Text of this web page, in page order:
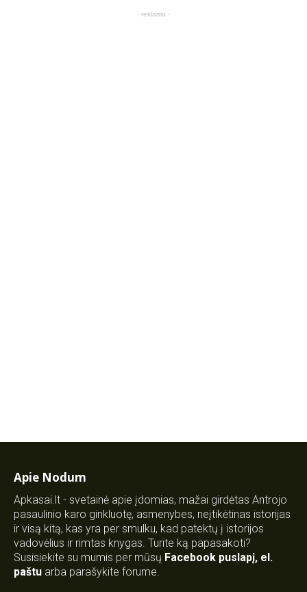
- reklama -
Apie Nodum
Apkasai.lt - svetainė apie įdomias, mažai girdėtas Antrojo
pasaulinio karo ginkluotę, asmenybes, neįtikėtinas istorijas
ir visą kitą, kas yra per smulku, kad patektų į istorijos
vadovėlius ir rimtas knygas. Turite ką papasakoti?
Susisiekite su mumis per mūsų Facebook puslapį, el.
paštu arba parašykite forume.